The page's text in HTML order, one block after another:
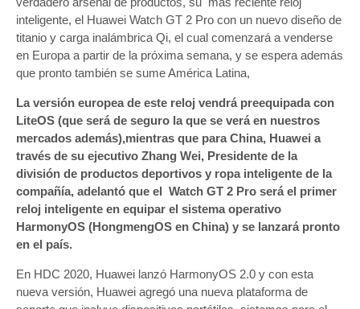
inteligente, el Huawei Watch GT 2 Pro con un nuevo diseño de
titanio y carga inalámbrica Qi, el cual comenzará a venderse
en Europa a partir de la próxima semana, y se espera además
que pronto también se sume América Latina,
La versión europea de este reloj vendrá preequipada con
LiteOS (que será de seguro la que se verá en nuestros
mercados además),mientras que para China, Huawei a
través de su ejecutivo Zhang Wei, Presidente de la
división de productos deportivos y ropa inteligente de la
compañía, adelantó que el Watch GT 2 Pro será el primer
reloj inteligente en equipar el sistema operativo
HarmonyOS (HongmengOS en China) y se lanzará pronto
en el país.
En HDC 2020, Huawei lanzó HarmonyOS 2.0 y con esta
nueva versión, Huawei agregó una nueva plataforma de